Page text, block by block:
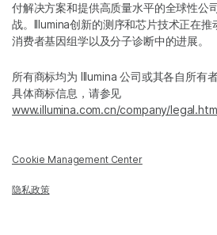
付解决方案和提供高质量水平的全球性公
战。Illumina创新的测序和芯片技术正在
消费者基因组学以及分子诊断中的进展。
所有商标均为 Illumina 公司或其各自所有者
具体商标信息，请参见
www.illumina.com.cn/company/
Cookie Management Center
隐私政策